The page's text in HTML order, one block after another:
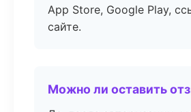
App Store, Google Play,
сайте.
Можно ли оставить